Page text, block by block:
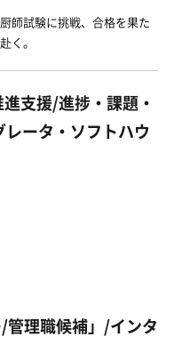
師試験に挑戦、合格を果た
く。
支援/進捗・課題・
ータ・ソフトハウ
理職候補」/インタ